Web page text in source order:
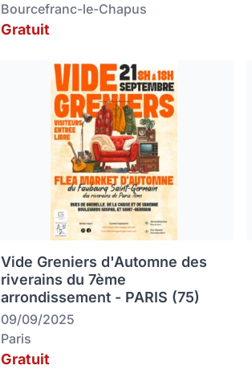
Bourcefranc-le-Chapus
Gratuit
Vide Greniers d'Automne des
riverains du 7ème
arrondissement - PARIS (75)
09/09/2025
Paris
Gratuit